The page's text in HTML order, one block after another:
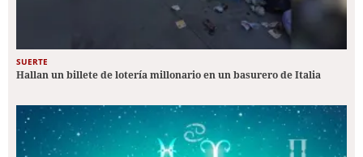
SUERTE
Hallan un billete de lotería millonario en un basurero de Italia